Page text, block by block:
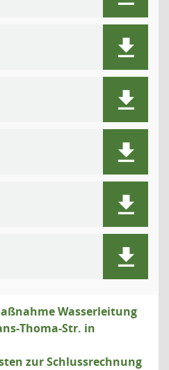
Wasserleitung
Thoma-Str. in
zur Schlussrechnung